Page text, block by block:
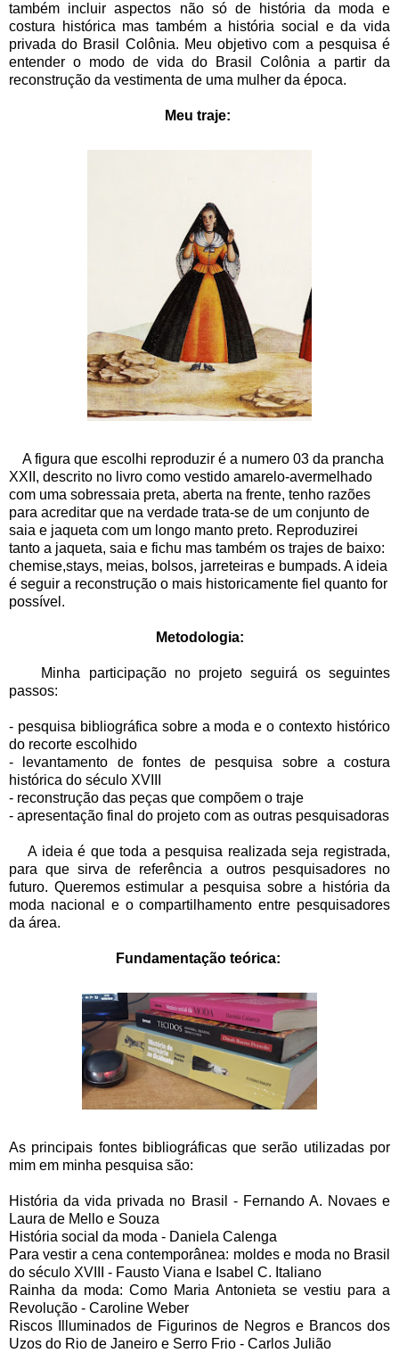
também incluir aspectos não só de história da moda e
costura histórica mas também a história social e da vida
privada do Brasil Colônia. Meu objetivo com a pesquisa é
entender o modo de vida do Brasil Colônia a partir da
reconstrução da vestimenta de uma mulher da época.
Meu traje:
A figura que escolhi reproduzir é a numero 03 da prancha
XXII, descrito no livro como vestido amarelo-avermelhado
com uma sobressaia preta, aberta na frente, tenho razões
para acreditar que na verdade trata-se de um conjunto de
saia e jaqueta com um longo manto preto. Reproduzirei
tanto a jaqueta, saia e fichu mas também os trajes de baixo:
chemise,stays, meias, bolsos, jarreteiras e bumpads. A ideia
é seguir a reconstrução o mais historicamente fiel quanto for
possível.
Metodologia:
Minha participação no projeto seguirá os seguintes
passos:
- pesquisa bibliográfica sobre a moda e o contexto histórico
do recorte escolhido
- levantamento de fontes de pesquisa sobre a costura
histórica do século XVIII
- reconstrução das peças que compõem o traje
- apresentação final do projeto com as outras pesquisadoras
A ideia é que toda a pesquisa realizada seja registrada,
para que sirva de referência a outros pesquisadores no
futuro. Queremos estimular a pesquisa sobre a história da
moda nacional e o compartilhamento entre pesquisadores
da área.
Fundamentação teórica:
As principais fontes bibliográficas que serão utilizadas por
mim em minha pesquisa são:
História da vida privada no Brasil - Fernando A. Novaes e
Laura de Mello e Souza
História social da moda - Daniela Calenga
Para vestir a cena contemporânea: moldes e moda no Brasil
do século XVIII - Fausto Viana e Isabel C. Italiano
Rainha da moda: Como Maria Antonieta se vestiu para a
Revolução - Caroline Weber
Riscos Illuminados de Figurinos de Negros e Brancos dos
Uzos do Rio de Janeiro e Serro Frio - Carlos Julião